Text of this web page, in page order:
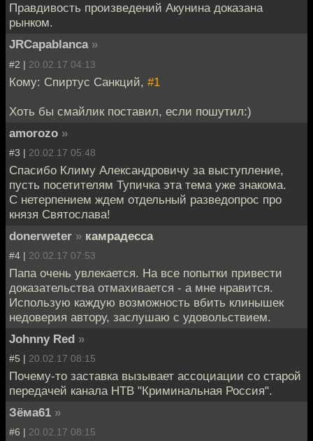
Правдивость произведений Акунина доказана
рынком.
JRCapablanca »
#2 | 20.02.17 04:13
Кому: Спиртус Санкций, #1
Хоть бы смайлик поставил, если пошутил:)
amorozo »
#3 | 20.02.17 05:48
Спасибо Климу Александровичу за выступление,
пусть посетителям Тупичка эта тема уже знакома.
С нетерпением ждем отдельный разведопрос про
князя Святослава!
donerweter » камрадесса
#4 | 20.02.17 07:53
Папа очень увлекается. На все попытки привести
доказательства отмахивается - а мне нравится.
Использую каждую возможность вбить клинышек
недоверия автору, заслушаю с удовольствием.
Johnny Red »
#5 | 20.02.17 08:15
Почему-то заставка вызывает ассоциации со старой
передачей канала НТВ "Криминальная Россия".
Зёма61 »
#6 | 20.02.17 08:15